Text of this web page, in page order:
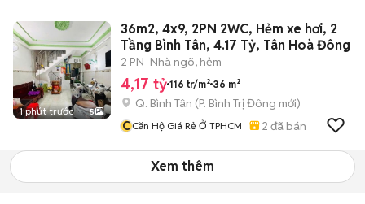
1 phút trước 5
36m2, 4x9, 2PN 2WC, Hẻm xe hơi, 2
Tầng Bình Tân, 4.17 Tỷ, Tân Hoà Đông
2 PN Nhà ngõ, hẻm
4,17 tỷ 116 tr/m² 36 m²
Q. Bình Tân (P. Bình Trị Đông mới)
CCăn Hộ Giá Rẻ Ở TPHCM 2 đã bán
Xem thêm